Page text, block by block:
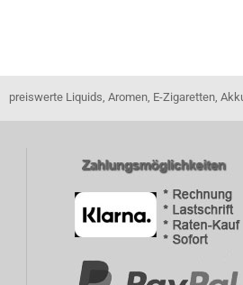
preiswerte Liquids, Aromen, E-Zigaretten,